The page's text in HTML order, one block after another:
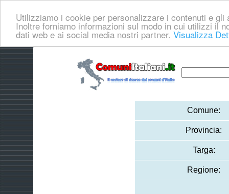
Utilizziamo i cookie per personalizzare i contenuti e
Inoltre forniamo informazioni sul modo in cui utilizzi il
dati web e ai social media nostri partner. Visualizza
Comune:
Provincia:
Targa:
Regione: